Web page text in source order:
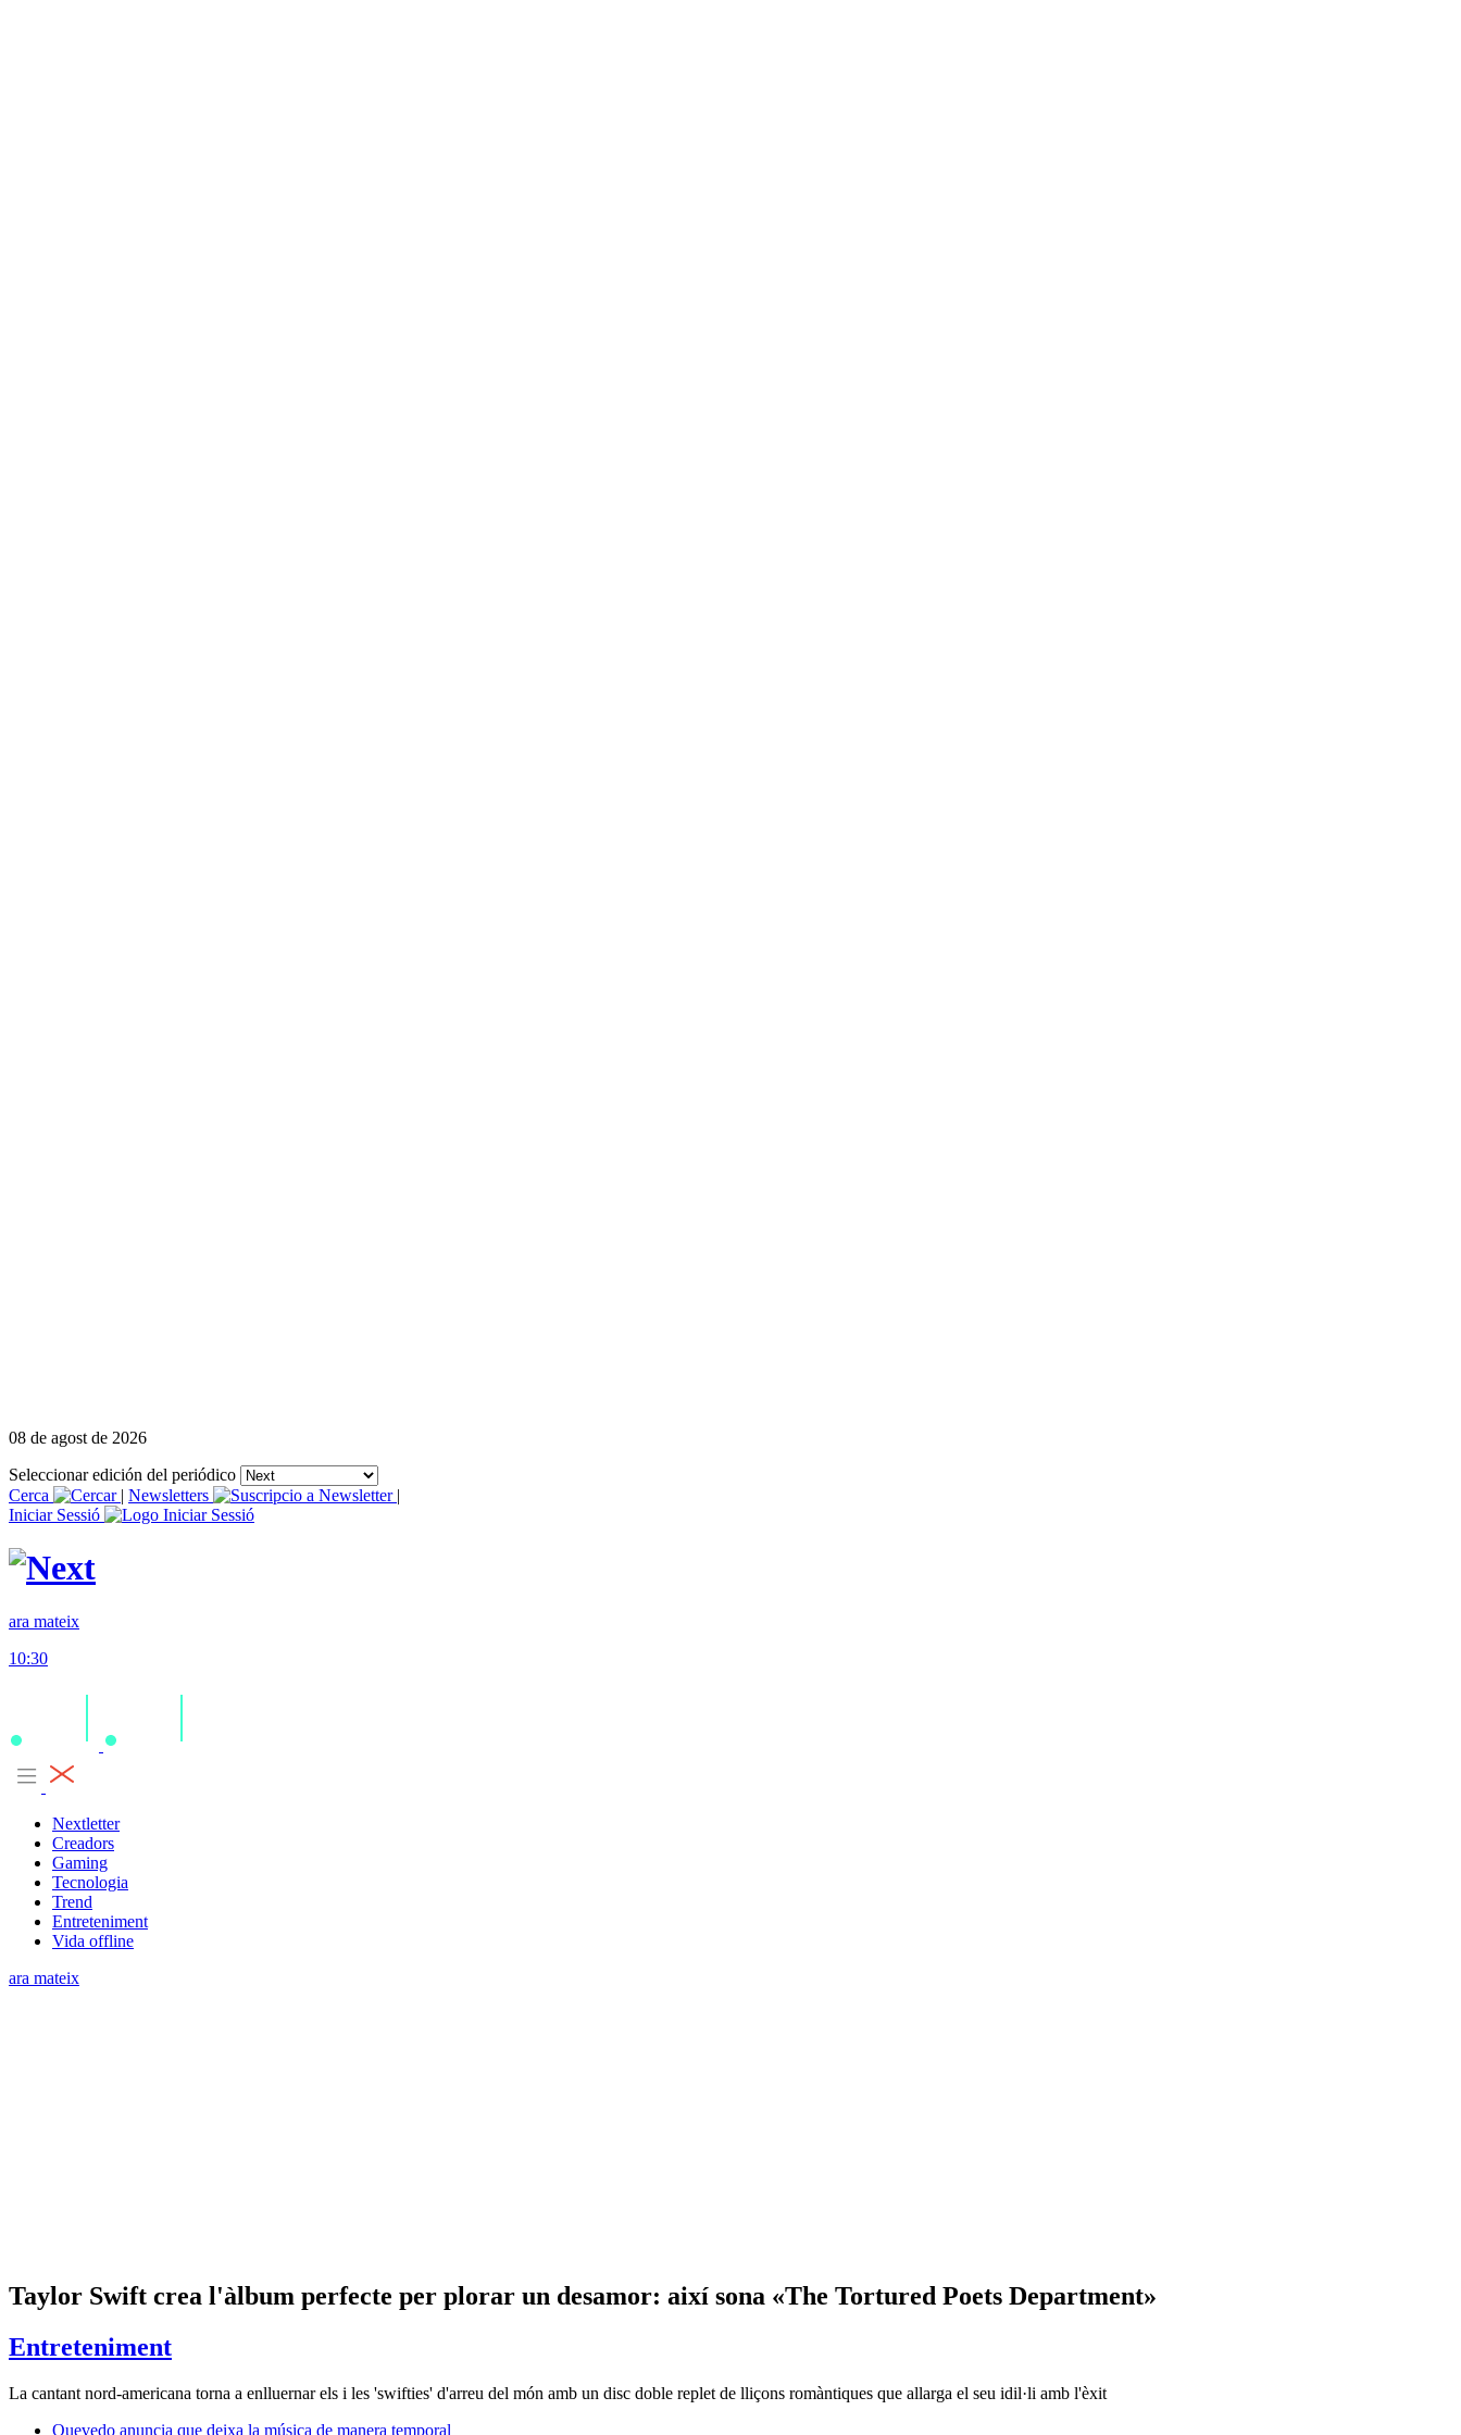
08 de agost de 2026
Seleccionar edición del periódico
Cerca
| Newsletters
|
Iniciar Sessió
ara mateix
10:30
Nextletter
Creadors
Gaming
Tecnologia
Trend
Entreteniment
Vida offline
ara mateix
Taylor Swift crea l'àlbum perfecte per plorar un desamor: així sona «The Tortured Poets Department»
Entreteniment
La cantant nord-americana torna a enlluernar els i les 'swifties' d'arreu del món amb un disc doble replet de lliçons romàntiques que allarga el seu idil·li amb l'èxit
Quevedo anuncia que deixa la música de manera temporal